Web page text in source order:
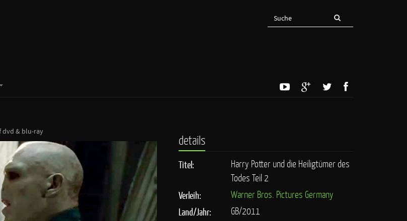
dvd & blu-ray
details
Titel:
Harry Potter und die Heiligtümer des
Todes Teil 2
Verleih:
Warner Bros. Pictures Germany
Land/Jahr:
GB/2011